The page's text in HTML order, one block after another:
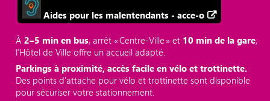
Aides pour les malentendants - acce-o
À2–5 min en bus, arrêt « Centre‑Ville » et 10 min de la gare,
l’Hôtel de Ville offre un accueil adapté.
Parkings à proximité, accès facile en vélo et trottinette.
Des points d'attache pour vélo et trottinette sont disponible
pour sécuriser votre stationnement.